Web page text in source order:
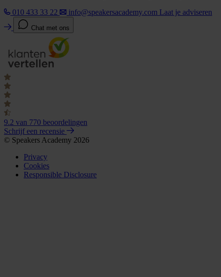
010 433 33 22
info@speakersacademy.com Laat je adviseren
Chat met ons
9.2 van 770 beoordelingen
Schrijf een recensie
© Speakers Academy 2026
Privacy
Cookies
Responsible Disclosure